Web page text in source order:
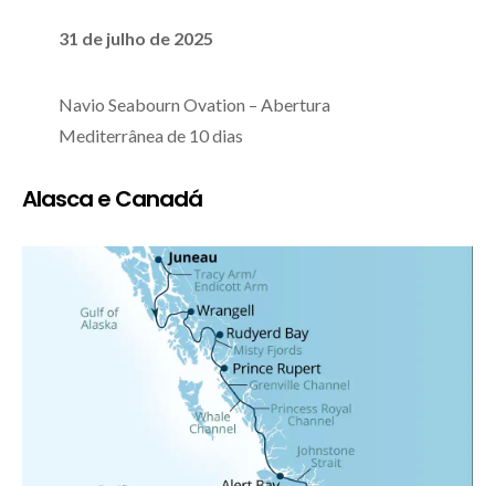
31 de julho de 2025
Navio Seabourn Ovation – Abertura
Mediterrânea de 10 dias
Alasca e Canadá